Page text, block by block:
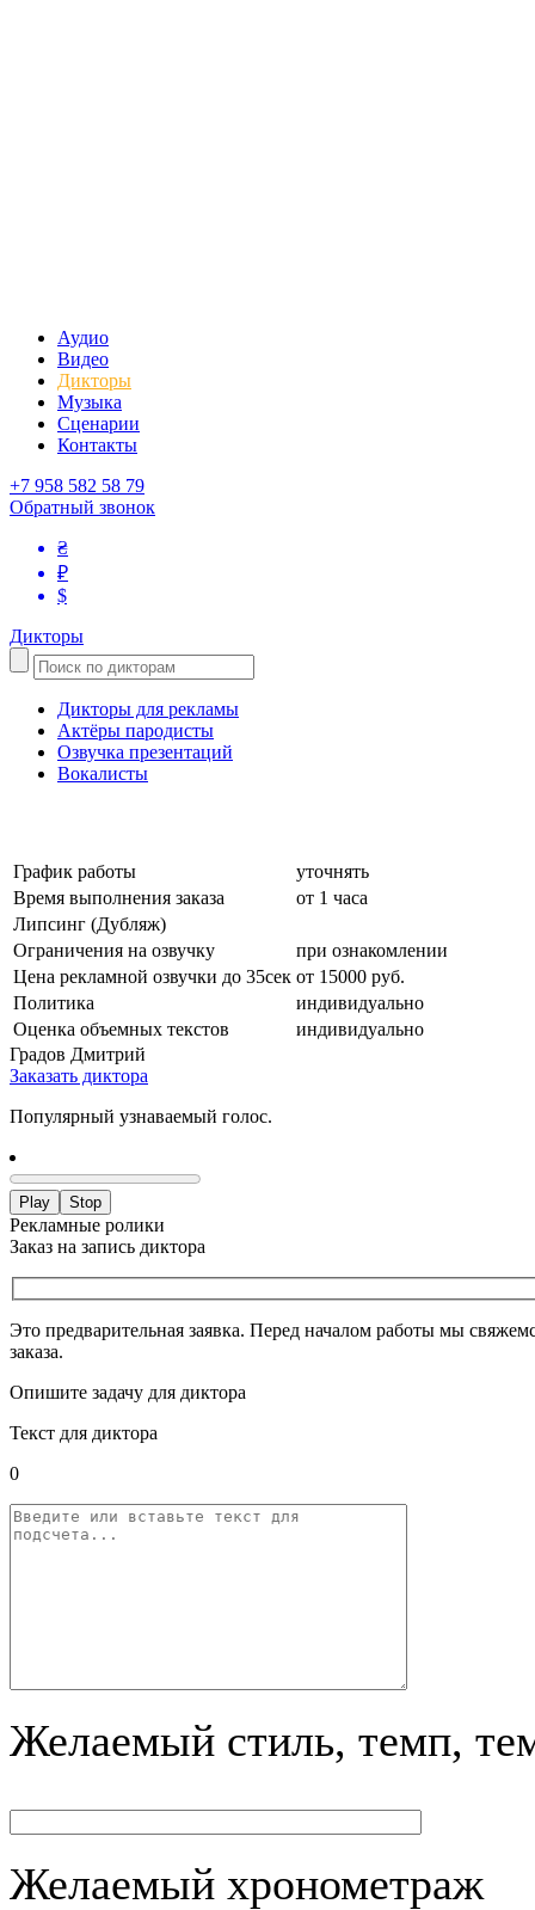
Аудио
Видео
Дикторы
Музыка
Сценарии
Контакты
+7 958 582 58 79
Обратный звонок
₴
₽
$
Дикторы
Дикторы для рекламы
Актёры пародисты
Озвучка презентаций
Вокалисты
График работы
уточнять
Время выполнения заказа
от 1 часа
Липсинг (Дубляж)
Ограничения на озвучку
при ознакомлении
Цена рекламной озвучки до 35сек от 15000 руб.
Политика
индивидуально
Оценка объемных текстов
индивидуально
Градов Дмитрий
Заказать диктора
Популярный узнаваемый голос.
Play Stop
Рекламные ролики
Заказ на запись диктора
Это предварительная заявка. Перед началом работы мы
заказа.
Опишите задачу для диктора
Текст для диктора
0
Желаемый стиль, темп,
Желаемый хронометраж